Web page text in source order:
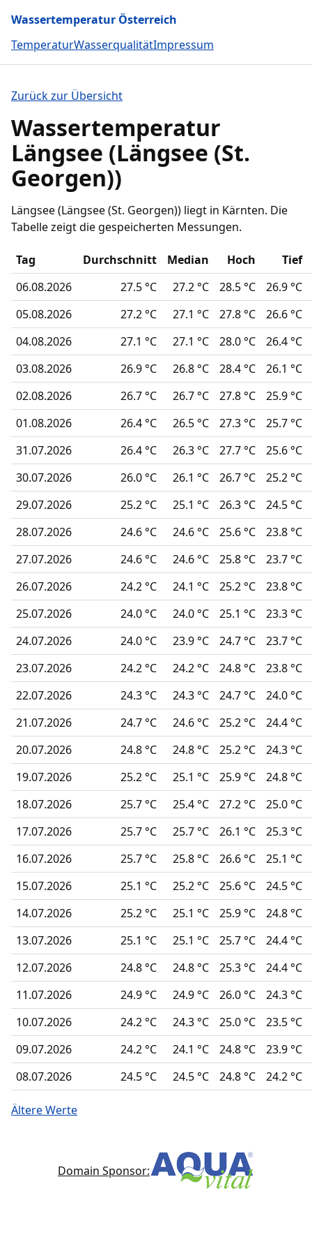
Wassertemperatur Österreich
TemperaturWasserqualitätImpressum
Zurück zur Übersicht
Wassertemperatur
Längsee (Längsee (St.
Georgen))
Längsee (Längsee (St. Georgen)) liegt in Kärnten. Die
Tabelle zeigt die gespeicherten Messungen.
Tag Durchschnitt Median Hoch
Tief
06.08.2026
27.5 °C 27.2 °C 28.5 °C
26.9 °C
05.08.2026
27.2 °C 27.1 °C 27.8 °C
26.6 °C
04.08.2026
27.1 °C 27.1 °C 28.0 °C
26.4 °C
03.08.2026
26.9 °C 26.8 °C 28.4 °C
26.1 °C
02.08.2026
26.7 °C 26.7 °C 27.8 °C
25.9 °C
01.08.2026
26.4 °C 26.5 °C 27.3 °C
25.7 °C
31.07.2026
26.4 °C 26.3 °C 27.7 °C
25.6 °C
30.07.2026
26.0 °C 26.1 °C 26.7 °C
25.2 °C
29.07.2026
25.2 °C 25.1 °C 26.3 °C
24.5 °C
28.07.2026
24.6 °C 24.6 °C 25.6 °C
23.8 °C
27.07.2026
24.6 °C 24.6 °C 25.8 °C
23.7 °C
26.07.2026
24.2 °C 24.1 °C 25.2 °C
23.8 °C
25.07.2026
24.0 °C 24.0 °C 25.1 °C
23.3 °C
24.07.2026
24.0 °C 23.9 °C 24.7 °C
23.7 °C
23.07.2026
24.2 °C 24.2 °C 24.8 °C
23.8 °C
22.07.2026
24.3 °C 24.3 °C 24.7 °C
24.0 °C
21.07.2026
24.7 °C 24.6 °C 25.2 °C
24.4 °C
20.07.2026
24.8 °C 24.8 °C 25.2 °C
24.3 °C
19.07.2026
25.2 °C 25.1 °C 25.9 °C
24.8 °C
18.07.2026
25.7 °C 25.4 °C 27.2 °C
25.0 °C
17.07.2026
25.7 °C 25.7 °C 26.1 °C
25.3 °C
16.07.2026
25.7 °C 25.8 °C 26.6 °C
25.1 °C
15.07.2026
25.1 °C 25.2 °C 25.6 °C
24.5 °C
14.07.2026
25.2 °C 25.1 °C 25.9 °C
24.8 °C
13.07.2026
25.1 °C 25.1 °C 25.7 °C
24.4 °C
12.07.2026
24.8 °C 24.8 °C 25.3 °C
24.4 °C
11.07.2026
24.9 °C 24.9 °C 26.0 °C
24.3 °C
10.07.2026
24.2 °C 24.3 °C 25.0 °C
23.5 °C
09.07.2026
24.2 °C 24.1 °C 24.8 °C
23.9 °C
08.07.2026
24.5 °C 24.5 °C 24.8 °C 24.2 °C
Ältere Werte
Domain Sponsor: